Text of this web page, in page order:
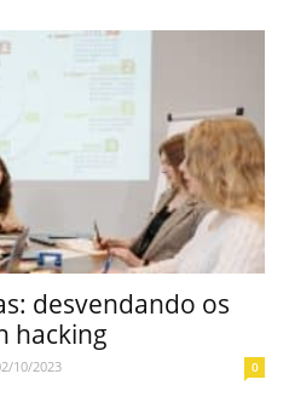
desvendando os
hacking
10/2023 0